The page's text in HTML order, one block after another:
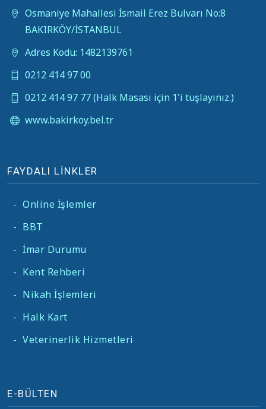
Osmaniye Mahallesi İsmail Erez Bulvarı No:8
BAKIRKÖY/İSTANBUL
Adres Kodu: 1482139761
0212 414 97 00
0212 414 97 77 (Halk Masası için 1'i tuşlayınız.)
www.bakirkoy.bel.tr
FAYDALI LİNKLER
- Online İşlemler
- BBT
- İmar Durumu
- Kent Rehberi
- Nikah İşlemleri
- Halk Kart
- Veterinerlik Hizmetleri
E-BÜLTEN